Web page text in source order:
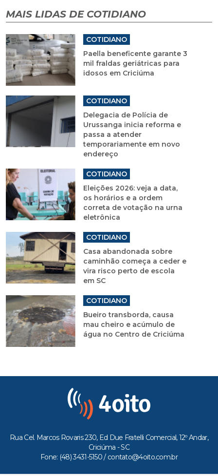
MAIS LIDAS DE COTIDIANO
COTIDIANO
Paella beneficente garante 3
mil fraldas geriátricas para
idosos em Criciúma
COTIDIANO
Delegacia de Polícia de
Urussanga inicia reforma e
passa a atender
temporariamente em novo
endereço
COTIDIANO
Eleições 2026: veja a data,
os horários e a ordem
correta de votação na urna
eletrônica
COTIDIANO
Casa abandonada sobre
caminhão começa a ceder e
vira risco perto de escola
em SC
COTIDIANO
Bueiro transborda, causa
mau cheiro e acúmulo de
água no Centro de Criciúma
Rua Cel. Marcos Rovaris 230, Ed Due Fratelli Comercial, 12º Andar,
Criciúma - SC
Fone: (48) 3431-5150 / contato@4oito.com.br